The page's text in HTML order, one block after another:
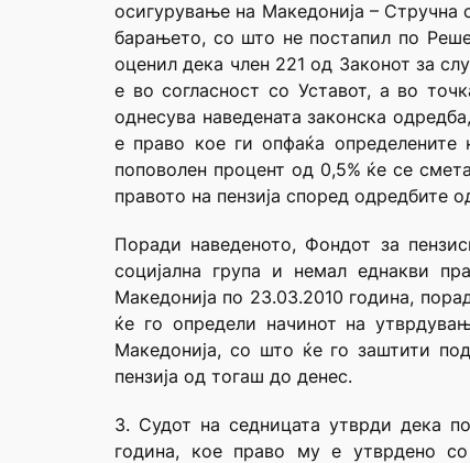
осигурување на Македонија – Стручна
барањето, со што не постапил по
оценил дека член 221 од Законот за
е во согласност со Уставот, а во
однесува наведената законска
е право кое ги опфаќа определените
поповолен процент од 0,5% ќе се
правото на пензија според одредбите
Поради наведеното, Фондот за
социјална група и немал еднакви
Македонија по 23.03.2010 година,
ќе го определи начинот на
Македонија, со што ќе го заштити
пензија од тогаш до денес.
3. Судот на седницата утврди дека
година, кое право му е утврдено